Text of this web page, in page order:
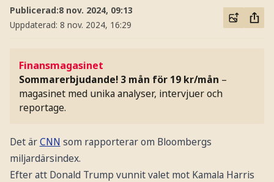
Publicerad:8 nov. 2024, 09:13
Uppdaterad: 8 nov. 2024, 16:29
Finansmagasinet
Sommarerbjudande! 3 mån för 19 kr/mån –
magasinet med unika analyser, intervjuer och
reportage.
Det ärCNN som rapporterar om Bloombergs
miljardärsindex.
Efter att Donald Trump vunnit valet mot Kamala Harris